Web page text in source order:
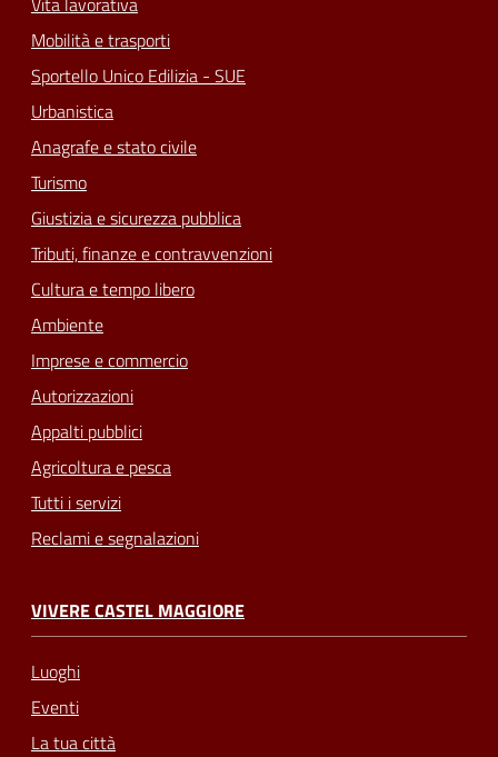
Mobilità e trasporti
Sportello Unico Edilizia - SUE
Urbanistica
Anagrafe e stato civile
Turismo
Giustizia e sicurezza pubblica
Tributi, finanze e contravvenzioni
Cultura e tempo libero
Ambiente
Imprese e commercio
Autorizzazioni
Appalti pubblici
Agricoltura e pesca
Tutti i servizi
Reclami e segnalazioni
VIVERE CASTEL MAGGIORE
Luoghi
Eventi
La tua città